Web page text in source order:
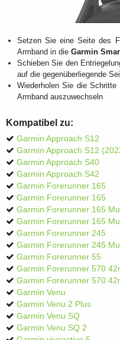
Setzen Sie eine Seite des
Armband in die Garmin
Schieben Sie den
auf die gegenüberliegende
Wiederholen Sie die
Armband auszuwechseln
Kompatibel zu:
Garmin Approach S12
Garmin Approach S12
Garmin Approach S40
Garmin Approach S42
Garmin Forerunner 165
Garmin Forerunner 165
Garmin Forerunner 165
Garmin Forerunner 165
Garmin Forerunner 245
Garmin Forerunner 245
Garmin Forerunner 55
Garmin Forerunner 570
Garmin Forerunner 570
Garmin Venu
Garmin Venu 2 Plus
Garmin Venu SQ
Garmin Venu SQ 2